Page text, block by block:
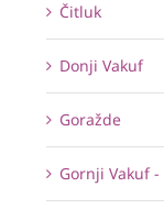
Čitluk
Donji Vakuf
Goražde
Gornji Vakuf